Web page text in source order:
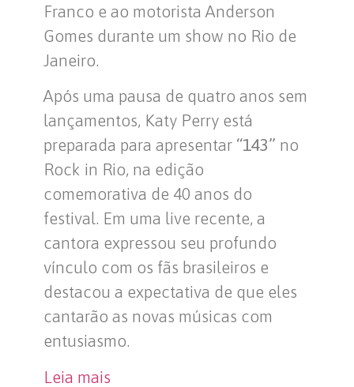
Franco e ao motorista Anderson
Gomes durante um show no Rio de
Janeiro.
Após uma pausa de quatro anos sem
lançamentos, Katy Perry está
preparada para apresentar “143” no
Rock in Rio, na edição
comemorativa de 40 anos do
festival. Em uma live recente, a
cantora expressou seu profundo
vínculo com os fãs brasileiros e
destacou a expectativa de que eles
cantarão as novas músicas com
entusiasmo.
Leia mais